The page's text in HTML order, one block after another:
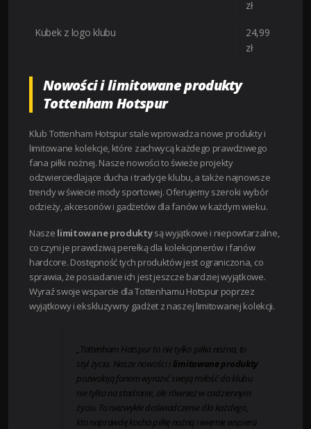
zł
Kubek z logo klubu
24,99
zł
Nowości i limitowane produkty
Tottenham Hotspur
Klub Tottenham Hotspur stale wprowadza nowe produkty i
limitowane kolekcje, które zachwycą każdego prawdziwego
fana piłki nożnej. Nasze nowości to świeże projekty
odzwierciedlające ducha i tradycje klubu, a także najnowsze
trendy w świecie mody sportowej. Oferujemy szeroki wybór
odzieży, akcesoriów i gadżetów dla fanów w każdym wieku.
Nasze limitowane produktysą wyjątkowe i niepowtarzalne,
co czyni je prawdziwą perełką dla kolekcjonerów i fanów
hardcore. Dostępność tych produktów jest ograniczona, co
sprawia, że posiadanie ich jest jeszcze bardziej wyjątkowe.
Wyraź swoje wsparcie dla Tottenhamu Hotspur poprzez
wyjątkowy i ekskluzywny gadżet z naszej limitowanej kolekcji.
„Tottenham Hotspur to nie tylko piłka nożna, to
styl życia. Nasze nowości i limitowane produkty
pozwalają fanom wyrazić swoją miłość do klubu
nie tylko na stadionie, ale również w codziennym
życiu. To niezwykłe doświadczenie dla każdego,
kto naprawdę kocha piłkę nożną i wiernie wspiera